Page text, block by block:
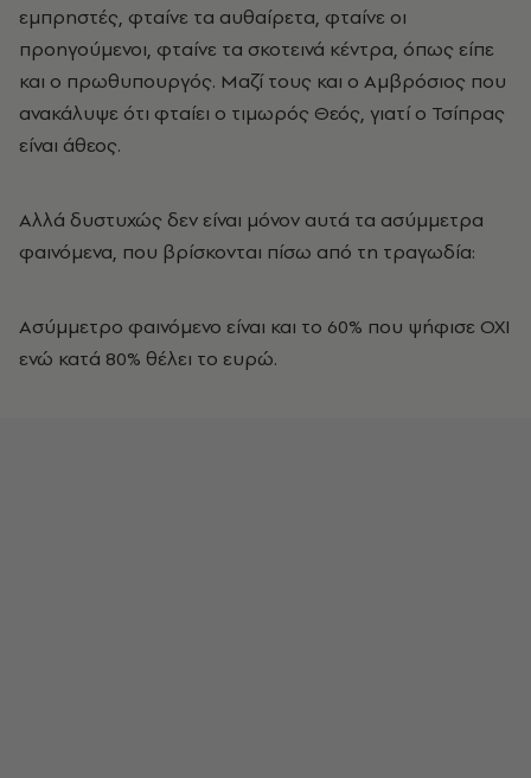
εμπρηστές, φταίνε τα αυθαίρετα, φταίνε οι
προηγούμενοι, φταίνε τα σκοτεινά κέντρα, όπως είπε
και ο πρωθυπουργός. Μαζί τους και ο Αμβρόσιος που
ανακάλυψε ότι φταίει ο τιμωρός Θεός, γιατί ο Τσίπρας
είναι άθεος.
Αλλά δυστυχώς δεν είναι μόνον αυτά τα ασύμμετρα
φαινόμενα, που βρίσκονται πίσω από τη τραγωδία:
Ασύμμετρο φαινόμενο είναι και το 60% που ψήφισε ΟΧΙ
ενώ κατά 80% θέλει το ευρώ.